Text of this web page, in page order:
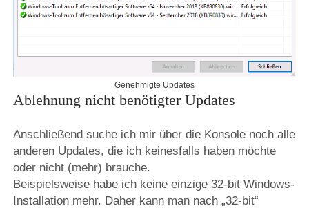
Genehmigte Updates
Ablehnung nicht benötigter Updates
Anschließend suche ich mir über die Konsole noch alle
anderen Updates, die ich keinesfalls haben möchte
oder nicht (mehr) brauche.
Beispielsweise habe ich keine einzige 32-bit Windows-
Installation mehr. Daher kann man nach „32-bit“